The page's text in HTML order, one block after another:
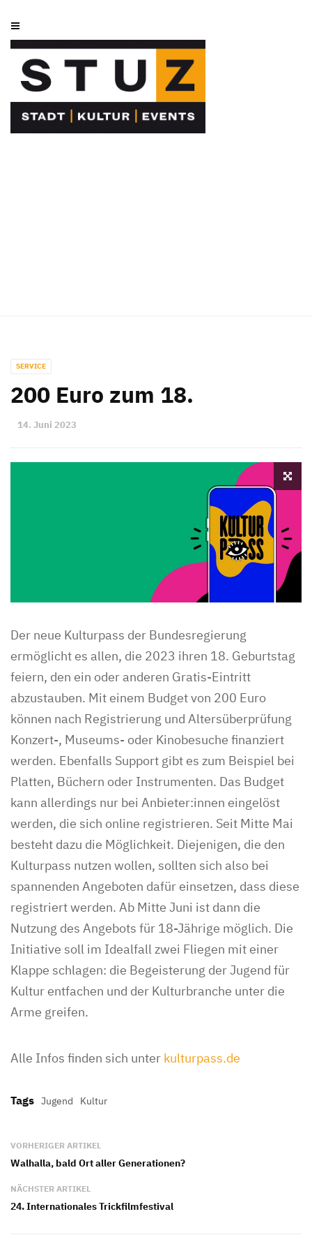
SERVICE
200 Euro zum 18.
14. Juni 2023
Der neue Kulturpass der Bundesregierung
ermöglicht es allen, die 2023 ihren 18. Geburtstag
feiern, den ein oder anderen Gratis-Eintritt
abzustauben. Mit einem Budget von 200 Euro
können nach Registrierung und Altersüberprüfung
Konzert-, Museums- oder Kinobesuche finanziert
werden. Ebenfalls Support gibt es zum Beispiel bei
Platten, Büchern oder Instrumenten. Das Budget
kann allerdings nur bei Anbieter:innen eingelöst
werden, die sich online registrieren. Seit Mitte Mai
besteht dazu die Möglichkeit. Diejenigen, die den
Kulturpass nutzen wollen, sollten sich also bei
spannenden Angeboten dafür einsetzen, dass diese
registriert werden. Ab Mitte Juni ist dann die
Nutzung des Angebots für 18-Jährige möglich. Die
Initiative soll im Idealfall zwei Fliegen mit einer
Klappe schlagen: die Begeisterung der Jugend für
Kultur entfachen und der Kulturbranche unter die
Arme greifen.
Alle Infos finden sich unter kulturpass.de
Tags Jugend Kultur
VORHERIGER ARTIKEL
Walhalla, bald Ort aller Generationen?
NÄCHSTER ARTIKEL
24. Internationales Trickfilmfestival